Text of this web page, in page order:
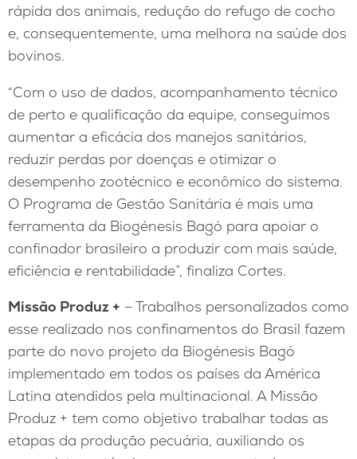
rápida dos animais, redução do refugo de cocho
e, consequentemente, uma melhora na saúde dos
bovinos.
“Com o uso de dados, acompanhamento técnico
de perto e qualificação da equipe, conseguimos
aumentar a eficácia dos manejos sanitários,
reduzir perdas por doenças e otimizar o
desempenho zootécnico e econômico do sistema.
O Programa de Gestão Sanitária é mais uma
ferramenta da Biogénesis Bagó para apoiar o
confinador brasileiro a produzir com mais saúde,
eficiência e rentabilidade”, finaliza Cortes.
Missão Produz + – Trabalhos personalizados como
esse realizado nos confinamentos do Brasil fazem
parte do novo projeto da Biogénesis Bagó
implementado em todos os países da América
Latina atendidos pela multinacional. A Missão
Produz + tem como objetivo trabalhar todas as
etapas da produção pecuária, auxiliando os